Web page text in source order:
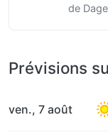
de
Prévisions
ven., 7 août